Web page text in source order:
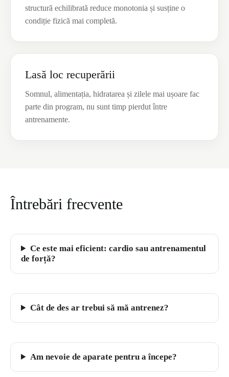
structură echilibrată reduce monotonia și susține o
condiție fizică mai completă.
Lasă loc recuperării
Somnul, alimentația, hidratarea și zilele mai ușoare fac
parte din program, nu sunt timp pierdut între
antrenamente.
Întrebări frecvente
Ce este mai eficient: cardio sau antrenamentul
de forță?
Cât de des ar trebui să mă antrenez?
Am nevoie de aparate pentru a începe?